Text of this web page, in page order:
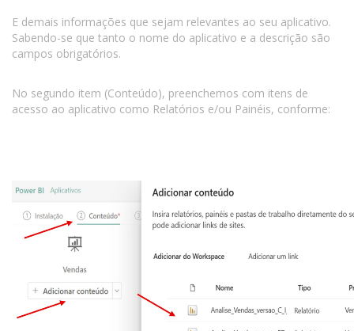
E demais informações que sejam relevantes ao seu aplicativo.
Sabendo-se que tanto o nome do aplicativo e a descrição são
campos obrigatórios.
No segundo item (Conteúdo), preenchemos com itens de
acesso ao aplicativo como Relatórios e/ou Painéis, conforme: